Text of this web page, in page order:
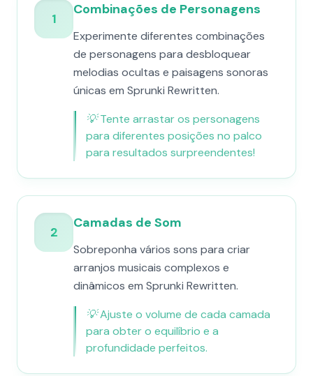
1
Combinações de Personagens
Experimente diferentes combinações
de personagens para desbloquear
melodias ocultas e paisagens sonoras
únicas em Sprunki Rewritten.
💡Tente arrastar os personagens
para diferentes posições no palco
para resultados surpreendentes!
2
Camadas de Som
Sobreponha vários sons para criar
arranjos musicais complexos e
dinâmicos em Sprunki Rewritten.
💡Ajuste o volume de cada camada
para obter o equilíbrio e a
profundidade perfeitos.